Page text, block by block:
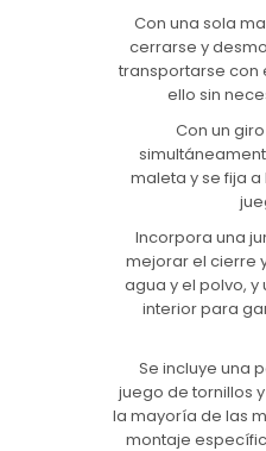
Con una sola
cerrarse y
transportarse con
ello sin
Con un
maleta y se fija
Incorpora una
mejorar el cierre
agua y el polvo,
interior para
Se incluye una
juego de tornillos
la mayoría de las
montaje